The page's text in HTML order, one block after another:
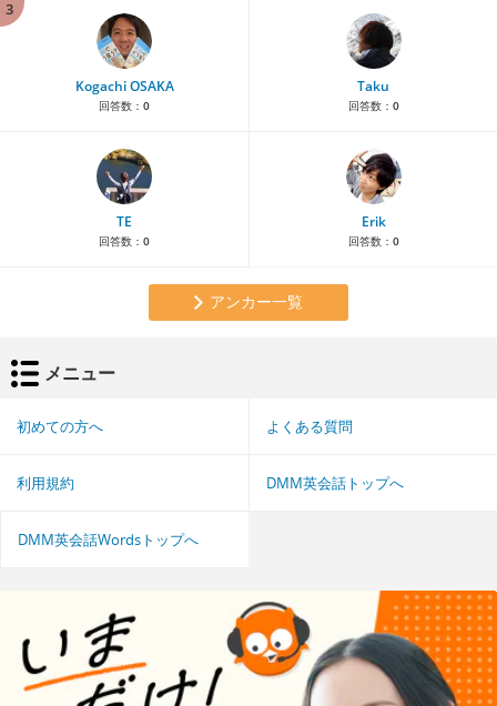
3
Kogachi OSAKA
回答数： 0
Taku
回答数： 0
TE
回答数： 0
Erik
回答数： 0
アンカー一覧
メニュー
初めての方へ よくある質問
利用規約 DMM英会話トップへ
DMM英会話Wordsトップへ